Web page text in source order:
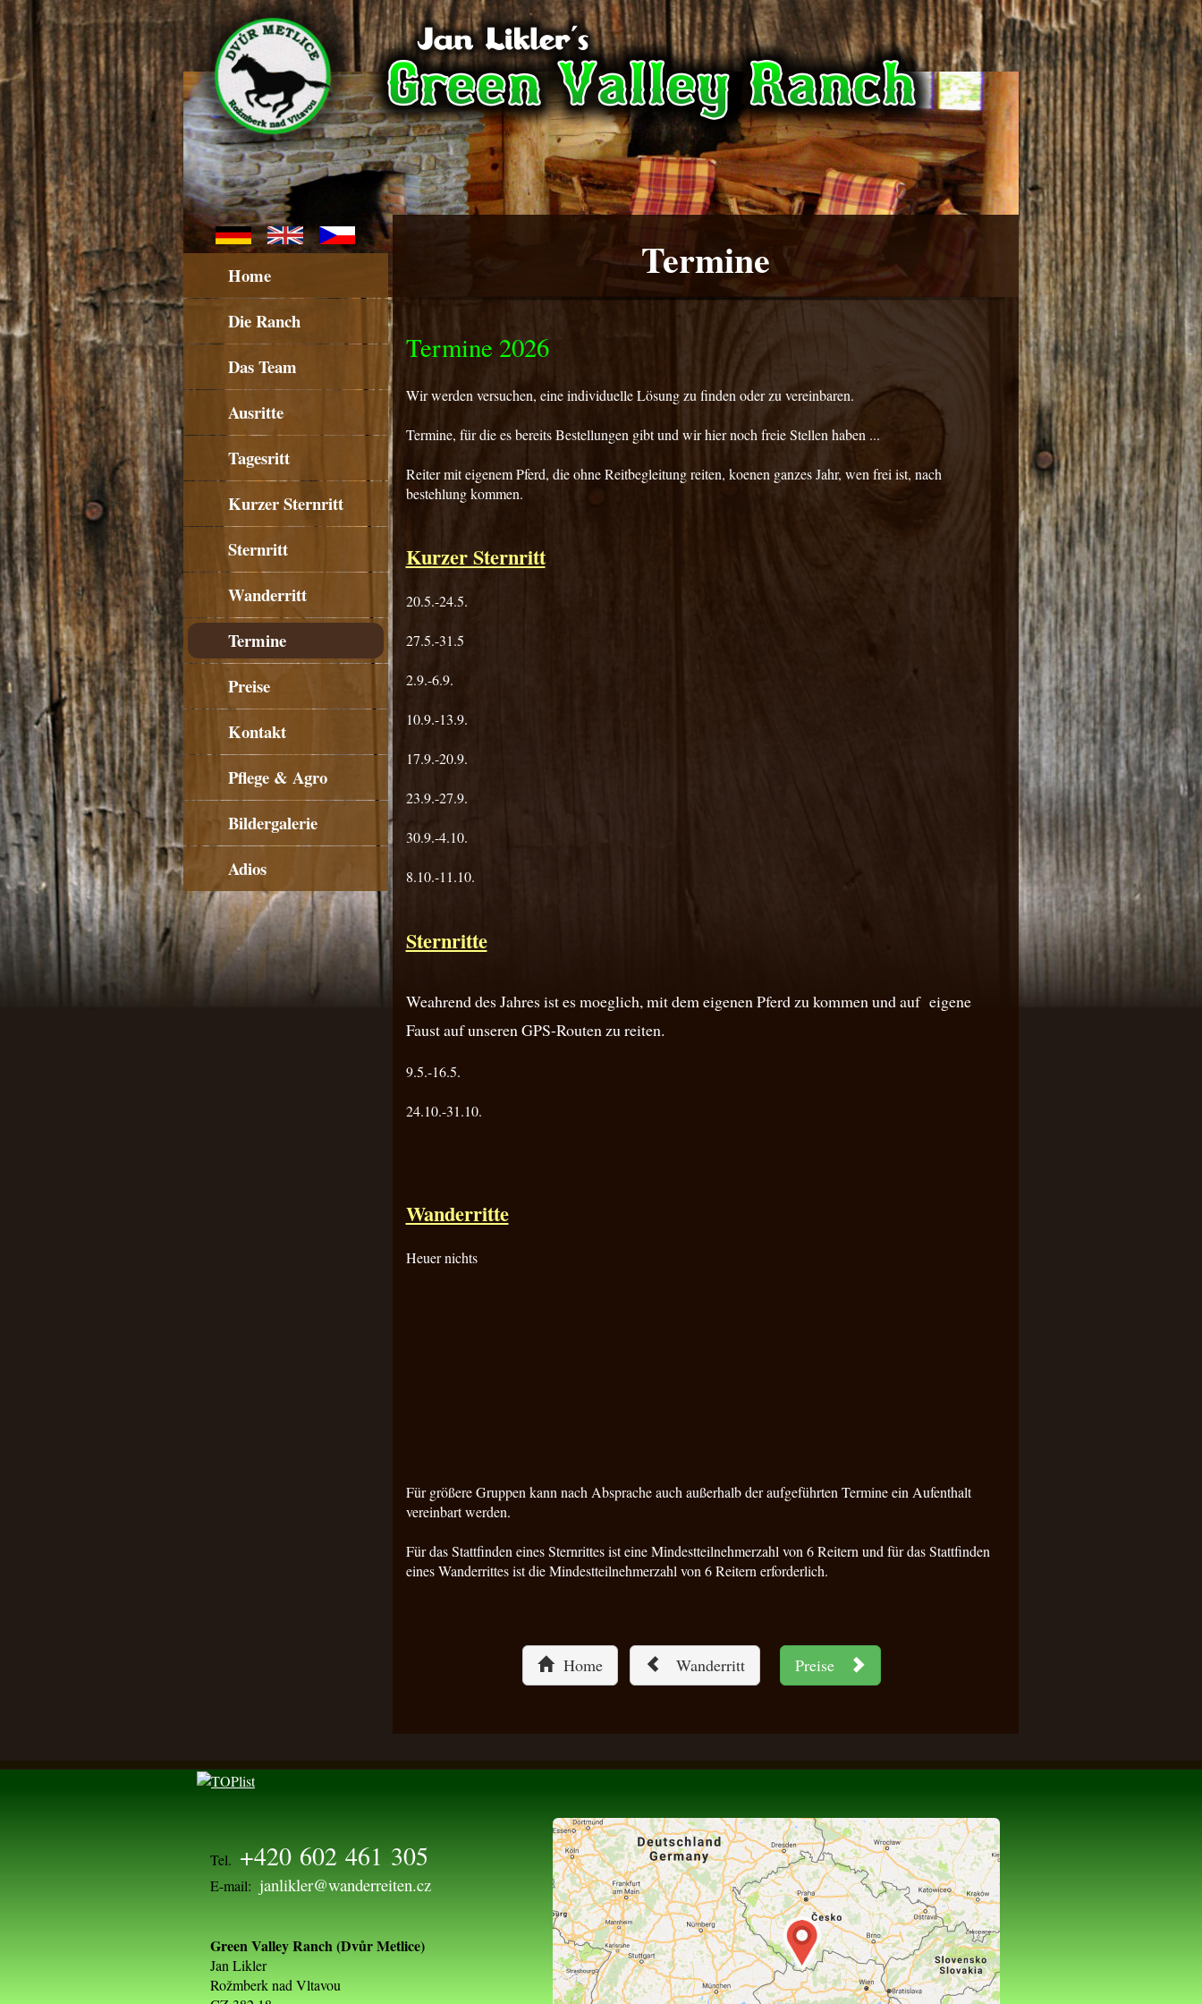
Home
Die Ranch
Das Team
Ausritte
Tagesritt
Kurzer Sternritt
Sternritt
Wanderritt
Termine
Preise
Kontakt
Pflege & Agro
Bildergalerie
Adios
Termine
Termine 2026
Wir werden versuchen, eine individuelle Lösung zu finden oder zu vereinbaren.
Termine, für die es bereits Bestellungen gibt und wir hier noch freie Stellen haben ...
Reiter mit eigenem Pferd, die ohne Reitbegleitung reiten, koenen ganzes Jahr, wen frei ist, nach
bestehlung kommen.
Kurzer Sternritt
20.5.-24.5.
27.5.-31.5
2.9.-6.9.
10.9.-13.9.
17.9.-20.9.
23.9.-27.9.
30.9.-4.10.
8.10.-11.10.
Sternritte
Weahrend des Jahres ist es moeglich, mit dem eigenen Pferd zu kommen und auf eigene
Faust auf unseren GPS-Routen zu reiten.
9.5.-16.5.
24.10.-31.10.
Wanderritte
Heuer nichts
Für größere Gruppen kann nach Absprache auch außerhalb der aufgeführten Termine ein Aufenthalt
vereinbart werden.
Für das Stattfinden eines Sternrittes ist eine Mindestteilnehmerzahl von 6 Reitern und für das Stattfinden
eines Wanderrittes ist die Mindestteilnehmerzahl von 6 Reitern erforderlich.
Home Wanderritt Preise
Tel. +420 602 461 305
E-mail: janlikler@wanderreiten.cz
Green Valley Ranch (Dvůr Metlice)
Jan Likler
Rožmberk nad Vltavou